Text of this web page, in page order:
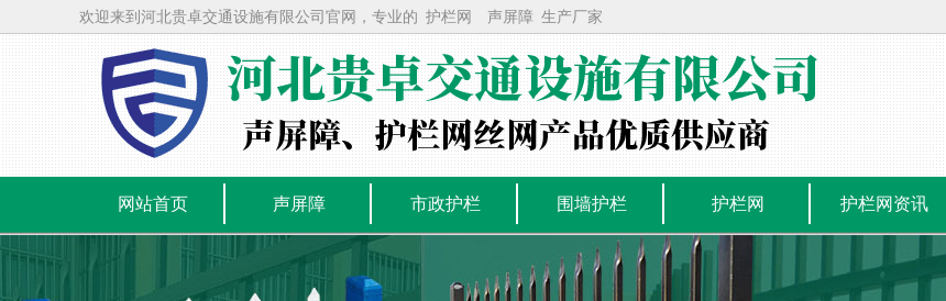
欢迎来到河北贵卓交通设施有限公司官网，专业的 护栏网 声屏障 生产厂家
网站首页 声屏障 市政护栏 围墙护栏 护栏网 护栏网资讯